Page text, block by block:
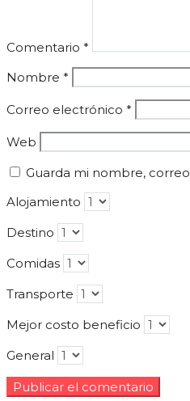
Comentario *
Nombre *
Correo electrónico *
Web
Guarda mi nombre,
Alojamiento
Destino
Comidas
Transporte
Mejor costo beneficio
General